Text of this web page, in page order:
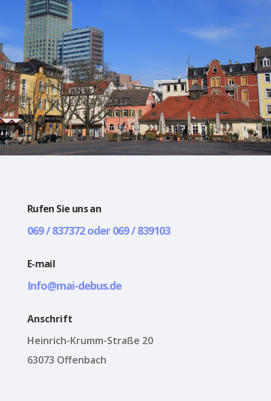
Rufen Sie uns an
069 / 837372 oder 069 / 839103
E-mail
Info@mai-debus.de
Anschrift
Heinrich-Krumm-Straße 20
63073 Offenbach